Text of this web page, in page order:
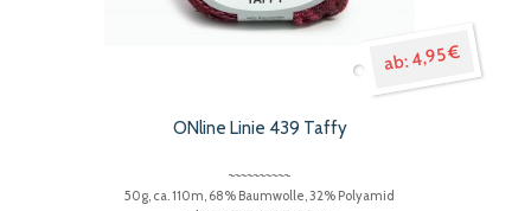
4,95 €
ONline Linie 439 Taffy
50g, ca. 110m, 68% Baumwolle, 32% Polyamid